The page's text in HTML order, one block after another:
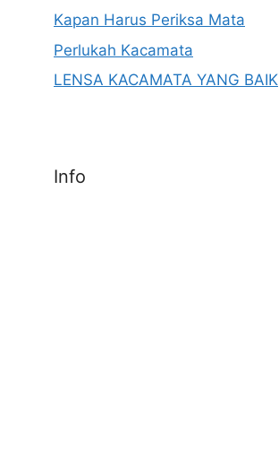
Kapan Harus Periksa Mata
Perlukah Kacamata
LENSA KACAMATA YANG BAIK
Info